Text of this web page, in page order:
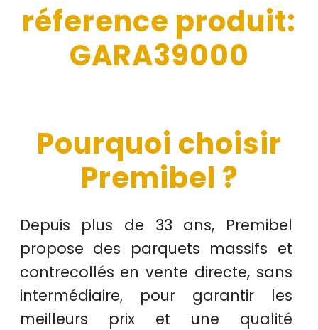
réference produit:
GARA39000
Pourquoi choisir
Premibel ?
Depuis plus de 33 ans, Premibel
propose des parquets massifs et
contrecollés envente directe, sans
intermédiaire, pour garantir les
meilleurs prixet une qualité